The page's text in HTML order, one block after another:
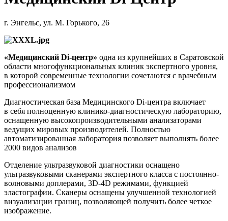
г. Энгельс, ул. М. Горького, 26
«Медицинский Di-центр» одна из крупнейших в Саратовской
области многофункциональных клиник экспертного уровня,
в которой современные технологии сочетаются с врачебным
профессионализмом
Диагностическая база Медицинского Di-центра включает
в себя полноценную клинико-диагностическую лабораторию,
оснащенную высокопроизводительными анализаторами
ведущих мировых производителей. Полностью
автоматизированная лаборатория позволяет выполнять более
2000 видов анализов
Отделение ультразвуковой диагностики оснащено
ультразвуковыми сканерами экспертного класса с постоянно-
волновыми доплерами, 3D-4D режимами, функцией
эластографии. Сканеры оснащены улучшенной технологией
визуализации границ, позволяющей получить более четкое
изображение.